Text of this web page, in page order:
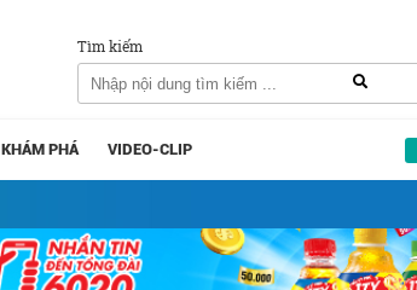
Tìm kiếm
KHÁM PHÁ VIDEO-CLIP